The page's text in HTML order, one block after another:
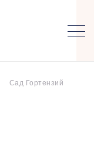
Сад Гортензий